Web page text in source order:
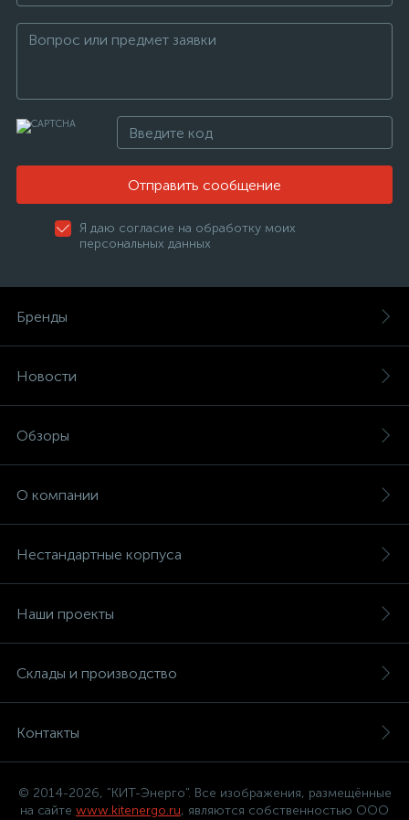
Отправить сообщение
Я даю согласие на обработку моих
персональных данных
Бренды
Новости
Обзоры
О компании
Нестандартные корпуса
Наши проекты
Склады и производство
Контакты
© 2014-2026, "КИТ-Энерго". Все изображения, размещённые
на сайте www.kitenergo.ru, являются собственностью ООО